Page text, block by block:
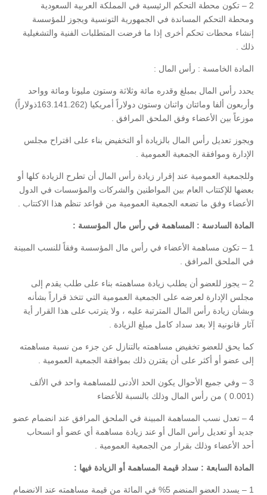
2 – تكون محطة التحكم الرئيسية في المملكة العربية السعودية
ومحطة التحكم المساندة في الجمهورية التونسية ويجوز للمؤسسة
إنشاء محطات تحكم أخرى إذا ما فرضت المتطلبات الفنية والتشغيلية
ذلك .
المادة الخامسة : رأس المال :
يحدد رأس المال بمبلغ وقدره مائة وثلاثة وستون مليونا ومائة وواحد
وأربعون ألفا ومائتان واثنان وستون دولاراً أمريكيا (163.141.262ذولاراً)
موزعاً بين الأعضاء وفق الملحق المرافق .
ويجوز تعديل رأس المال بالزيادة أو التخفيض بناء على اقتراح مجلس
الإدارة وموافقة الجمعية العمومية .
وللجمعية العمومية عند إقرار زيادة رأس المال أن تطرح الزيادة كلها أو
بعضها للإكتتاب العام بين المواطنين والشركات والمؤسسات في الدول
الأعضاء وفق ما تضعه الجمعية العمومية من قواعد تنظم هذا الاكتتاب .
المادة السادسة : المساهمة في رأس مال المؤسسة :
1 – تكون مساهمة الأعضاء في رأس مال المؤسسة وفقاً للنسب المبينة
في الملحق المرافق .
2 – يجوز للعضو أن يطلب زيادة مساهمته بناء على طلب يقدم إلى
مجلس الإدارة لعرضه على الجمعية العمومية التي تتخذ قراراً بشأنه
وبشأن زيادة رأس المال المترتبة عليه ، ولا يترتب على هذا القرار أية
آثار قانونية إلا بعد سداد كامل مبلغ الزيادة .
كما يحق للعضو تخفيض مساهمته بالتنازل عن جزء من نسبة مساهمته
إلى عضو أو أكثر على أن يقترن ذلك بموافقة الجمعية العمومية .
3 – وفي جميع الأحوال يكون الحد الأدنى للمساهمة واحد في الألف
(0.001 ) من رأس المال وذلك بالنسبة للأعضاء
4 – تعدل نسب المساهمة المبينة في الملحق المرافق عند انضمام عضو
جديد أو تعديل رأس المال أو عند زيادة مساهمة أي عضو أو انسحاب
أحد الأعضاء وذلك بقرار من الجمعية العمومية .
المادة السابعة : سداد قيمة المساهمة أو الزيادة فيها :
1 – يسدد العضو المنضم 5% في المائة من قيمة مساهمته عند الانضمام